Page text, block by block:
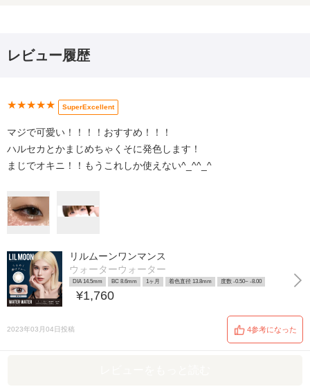
レビュー履歴
★★★★★ SuperExcellent
マジで可愛い！！！！おすすめ！！！
ハルセカとかまじめちゃくそに発色します！
まじでオキニ！！もうこれしか使えない^_^^_^
リルムーンワンマンス
ウォーターウォーター
DIA 14.5mm BC 8.6mm 1ヶ月 着色直径 13.8mm 度数 -0.50~ -8.00
¥1,760
2023年03月04日投稿 4参考になった